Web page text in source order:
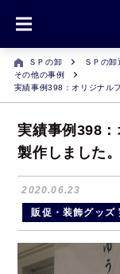
ＳＰの卸 ＳＰの卸
その他の事例
実績事例398：オリジナル
実績事例398
製作しました。
2020.06.23
販促・装飾グッズ